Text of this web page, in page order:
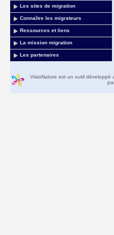
Les sites de migration
Connaître les migrateurs
Ressources et liens
La mission migration
Les partenaires
VisioNature est un outil développé